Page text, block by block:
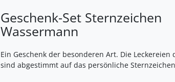
Geschenk-Set Sternzeichen
Wassermann
Ein Geschenk der besonderen Art. Die Leckereien
sind abgestimmt auf das persönliche